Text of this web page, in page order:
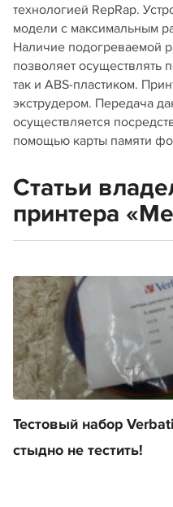
технологией RepRap.
модели с максимальным
Наличие подогреваемой
позволяет осуществлять
так и ABS-пластиком.
экструдером. Передача
осуществляется
помощью карты памяти
Статьи
принтера
Тестовый набор
стыдно не тестить!